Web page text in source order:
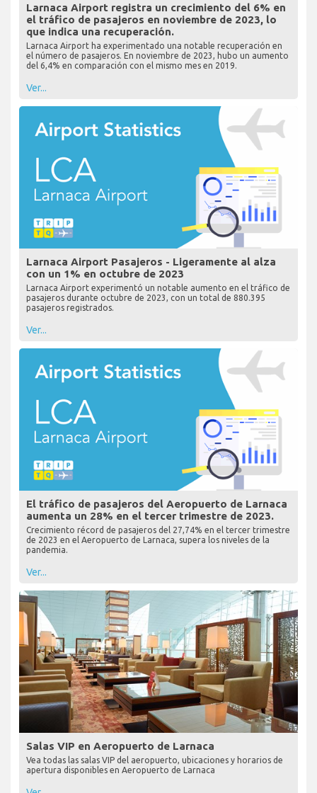
Larnaca Airport registra un crecimiento del 6% en
el tráfico de pasajeros en noviembre de 2023, lo
que indica una recuperación.
Larnaca Airport ha experimentado una notable recuperación en
el número de pasajeros. En noviembre de 2023, hubo un aumento
del 6,4% en comparación con el mismo mes en 2019.
Ver...
Larnaca Airport Pasajeros - Ligeramente al alza
con un 1% en octubre de 2023
Larnaca Airport experimentó un notable aumento en el tráfico de
pasajeros durante octubre de 2023, con un total de 880.395
pasajeros registrados.
Ver...
El tráfico de pasajeros del Aeropuerto de Larnaca
aumenta un 28% en el tercer trimestre de 2023.
Crecimiento récord de pasajeros del 27,74% en el tercer trimestre
de 2023 en el Aeropuerto de Larnaca, supera los niveles de la
pandemia.
Ver...
Salas VIP en Aeropuerto de Larnaca
Vea todas las salas VIP del aeropuerto, ubicaciones y horarios de
apertura disponibles en Aeropuerto de Larnaca